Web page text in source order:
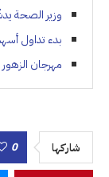
وزير الصحة
بدء تداول
مهرجان
شاركها 0